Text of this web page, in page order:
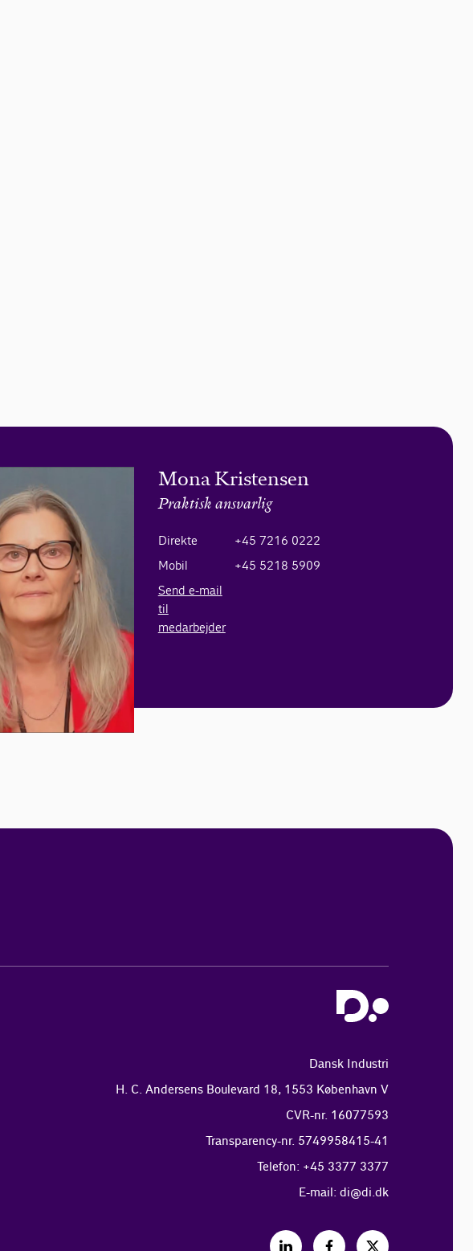
Mona Kristensen
Praktisk ansvarlig
Direkte
+45 7216 0222
Mobil
+45 5218 5909
Send e-mail
til
medarbejder
Dansk Industri
H. C. Andersens Boulevard 18, 1553 København V
CVR-nr. 16077593
Transparency-nr. 5749958415-41
Telefon: +45 3377 3377
E-mail: di@di.dk